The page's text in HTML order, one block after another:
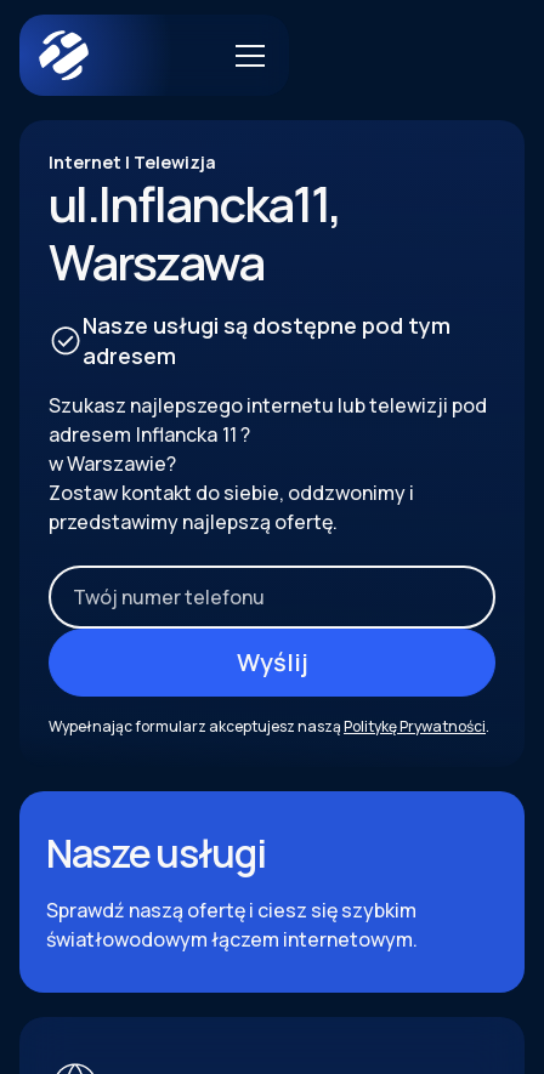
Internet | Telewizja
ul.Inflancka11,
Warszawa
Nasze usługi są dostępne pod tym
adresem
Szukasz najlepszego internetu lub telewizji pod
adresem Inflancka 11?
w Warszawie?
Zostaw kontakt do siebie, oddzwonimy i
przedstawimy najlepszą ofertę.
Wypełnając formularz akceptujesz nasząPolitykę Prywatności.
Nasze usługi
Sprawdź naszą ofertę i ciesz się szybkim
światłowodowym łączem internetowym.